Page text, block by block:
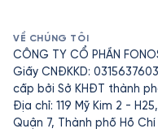
VỀ CHÚNG TÔI
CÔNG TY CỔ PHẦN
Giấy CNĐKKD:
cấp bởi Sở KHĐT thành
Địa chỉ: 119 Mỹ Kim 2 -
Quận 7, Thành phố Hồ